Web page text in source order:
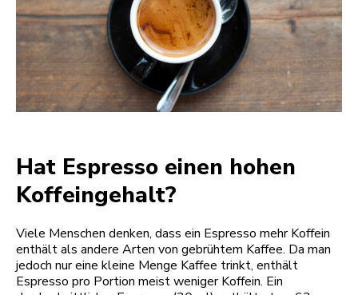
Hat Espresso einen hohen
Koffeingehalt?
Viele Menschen denken, dass ein Espresso mehr Koffein
enthält als andere Arten von gebrühtem Kaffee. Da man
jedoch nur eine kleine Menge Kaffee trinkt, enthält
Espresso pro Portion meist weniger Koffein. Ein